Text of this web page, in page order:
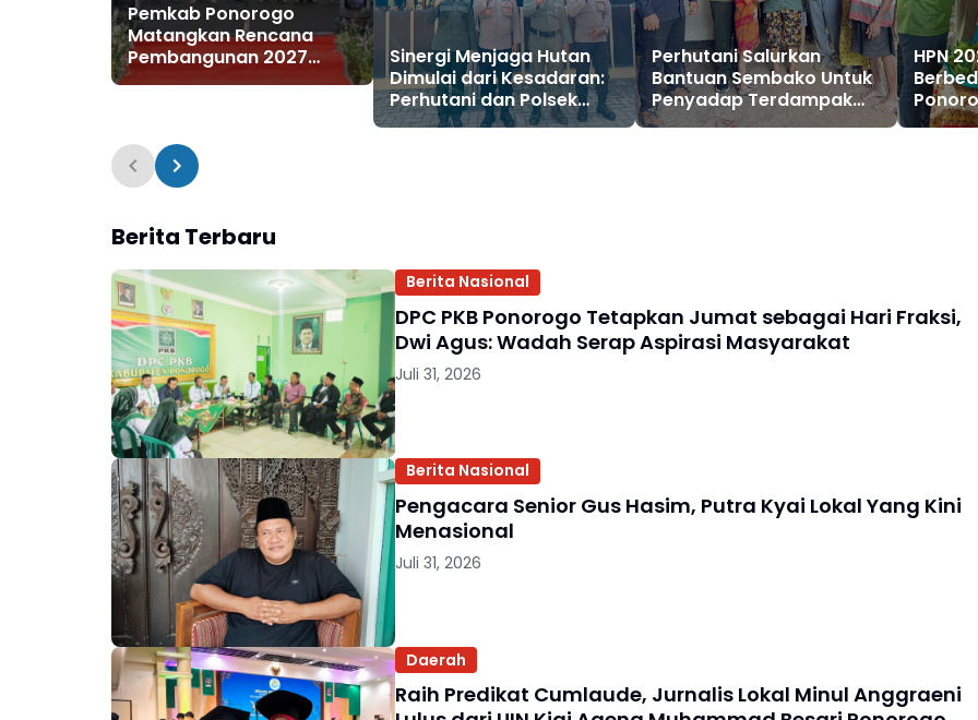
Pemkab Ponorogo
Matangkan Rencana
Pembangunan 2027
Lewat Musrenbang
Sinergi Menjaga Hutan
Dimulai dari Kesadaran:
Perhutani dan Polsek
Jambon Perkuat
Perhutani Salurkan
Bantuan Sembako Untuk
Penyadap Terdampak
Longsor di BKPH
HPN
Berita Terbaru
Berita Nasional
DPC PKB Ponorogo Tetapkan Jumat sebagai Hari Fraksi,
Dwi Agus: Wadah Serap Aspirasi Masyarakat
Juli 31, 2026
Berita Nasional
Pengacara Senior Gus Hasim, Putra Kyai Lokal Yang Kini
Menasional
Juli 31, 2026
Daerah
Raih Predikat Cumlaude, Jurnalis Lokal Minul Anggraeni